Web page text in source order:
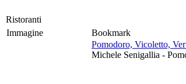
Ristoranti
Immagine
Bookmark
Pomodoro, Vicoletto,
Michele Senigallia -